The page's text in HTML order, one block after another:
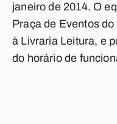
janeiro de 2014. O
Praça de Eventos
à Livraria Leitura, e
do horário de